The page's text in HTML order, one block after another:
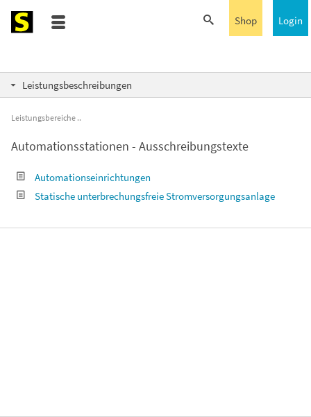
Login
Shop
Leistungsbeschreibungen
Leistungsbereiche
Automationsstationen - Ausschreibungstexte
Automationseinrichtungen
Statische unterbrechungsfreie Stromversorgungsanlage